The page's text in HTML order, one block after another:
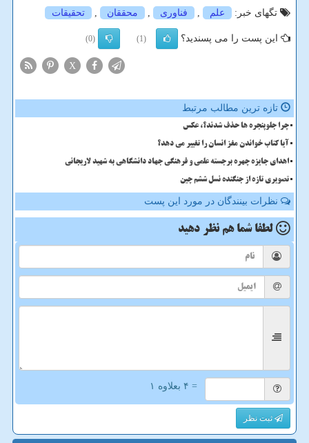
تگهای خبر:
علم , فناوری , محققان , تحقیقات
این پست را می پسندید؟ (1)
(0)
X
تازه ترین مطالب مرتبط
چرا جلوپنجره ها حذف شدند؟، عکس
آیا کتاب خواندن مغز انسان را تغییر می دهد؟
اهدای جایزه چهره برجسته علمی و فرهنگی جهاد دانشگاهی به شهید لاریجانی
تصویری تازه از جنگنده نسل ششم چین
نظرات بینندگان در مورد این پست
لطفا شما هم نظر دهید
= ۴ بعلاوه ۱
ثبت نظر